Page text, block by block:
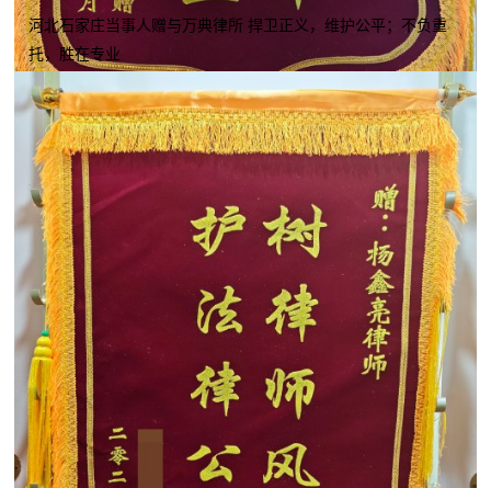
河北石家庄当事人赠与万典律所 捍卫正义，维护公平；不负重
托，胜在专业